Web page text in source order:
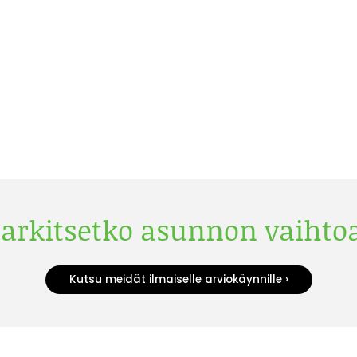
asunnon
Kutsu meidät ilmaiselle arviokäynnille ›